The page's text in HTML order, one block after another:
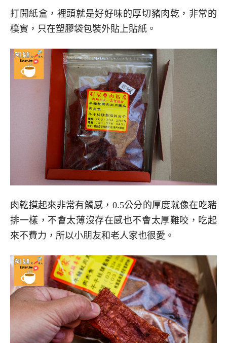
打開紙盒，裡頭就是好好味的厚切豬肉乾，非常的
樸實，只在塑膠袋包裝外貼上貼紙。
肉乾摸起來非常有觸感，0.5公分的厚度就像在吃豬
排一樣，不會太薄沒存在感也不會太厚難咬，吃起
來不費力，所以小朋友和老人家也很愛。